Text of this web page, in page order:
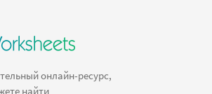
онлайн-ресурс,
найти